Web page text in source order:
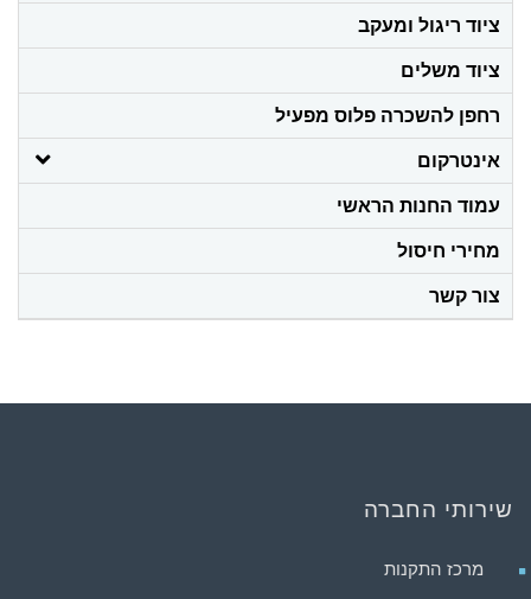
ציוד ריגול ומעקב
ציוד משלים
רחפן להשכרה פלוס מפעיל
אינטרקום
עמוד החנות הראשי
מחירי חיסול
צור קשר
שירותי החברה
מרכז התקנות